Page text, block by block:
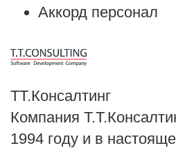
Аккорд персонал
TT.Консалтинг
Компания
1994 году и в